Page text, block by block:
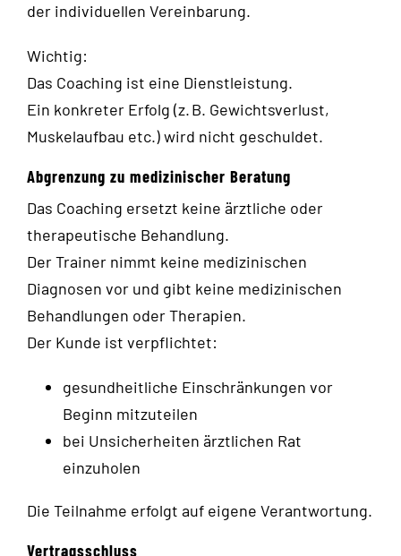
der individuellen Vereinbarung.
Wichtig:
Das Coaching ist eine Dienstleistung.
Ein konkreter Erfolg (z. B. Gewichtsverlust,
Muskelaufbau etc.) wird nicht geschuldet.
Abgrenzung zu medizinischer Beratung
Das Coaching ersetzt keine ärztliche oder
therapeutische Behandlung.
Der Trainer nimmt keine medizinischen
Diagnosen vor und gibt keine medizinischen
Behandlungen oder Therapien.
Der Kunde ist verpflichtet:
gesundheitliche Einschränkungen vor
Beginn mitzuteilen
bei Unsicherheiten ärztlichen Rat
einzuholen
Die Teilnahme erfolgt auf eigene Verantwortung.
Vertragsschluss